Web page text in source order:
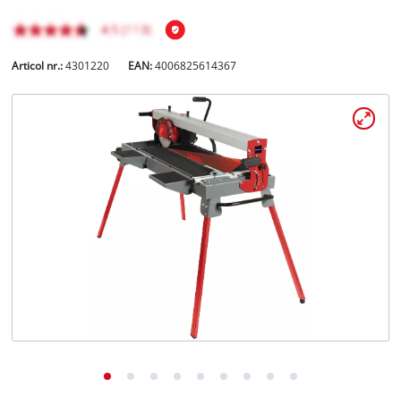
Articol nr.: 4301220 EAN:4006825614367